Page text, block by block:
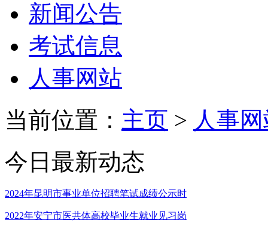
新闻公告
考试信息
人事网站
当前位置： 主页 > 人事
今日最新动态
2024年昆明市事业单位招聘笔试成绩公示时
2022年安宁市医共体高校毕业生就业见习岗